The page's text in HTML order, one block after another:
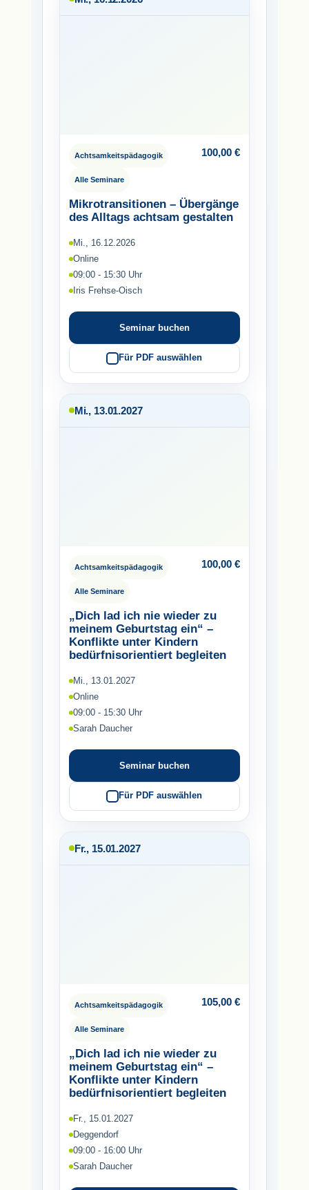
Achtsamkeitspädagogik
Alle Seminare
100,00€
Mikrotransitionen – Übergänge
des Alltags achtsam gestalten
Mi., 16.12.2026
Online
09:00 - 15:30 Uhr
Iris Frehse-Oisch
Seminar buchen
Für PDF auswählen
Mi., 13.01.2027
Achtsamkeitspädagogik
Alle Seminare
100,00€
„Dich lad ich nie wieder zu
meinem Geburtstag ein“ –
Konflikte unter Kindern
bedürfnisorientiert begleiten
Mi., 13.01.2027
Online
09:00 - 15:30 Uhr
Sarah Daucher
Seminar buchen
Für PDF auswählen
Fr., 15.01.2027
Achtsamkeitspädagogik
Alle Seminare
105,00€
„Dich lad ich nie wieder zu
meinem Geburtstag ein“ –
Konflikte unter Kindern
bedürfnisorientiert begleiten
Fr., 15.01.2027
Deggendorf
09:00 - 16:00 Uhr
Sarah Daucher